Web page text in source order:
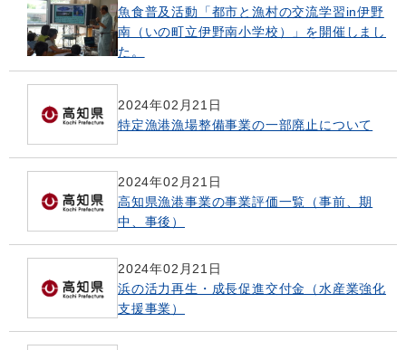
魚食普及活動「都市と漁村の交流学習in伊野
南（いの町立伊野南小学校）」を開催しまし
た。
2024年02月21日
特定漁港漁場整備事業の一部廃止について
2024年02月21日
高知県漁港事業の事業評価一覧（事前、期
中、事後）
2024年02月21日
浜の活力再生・成長促進交付金（水産業強化
支援事業）